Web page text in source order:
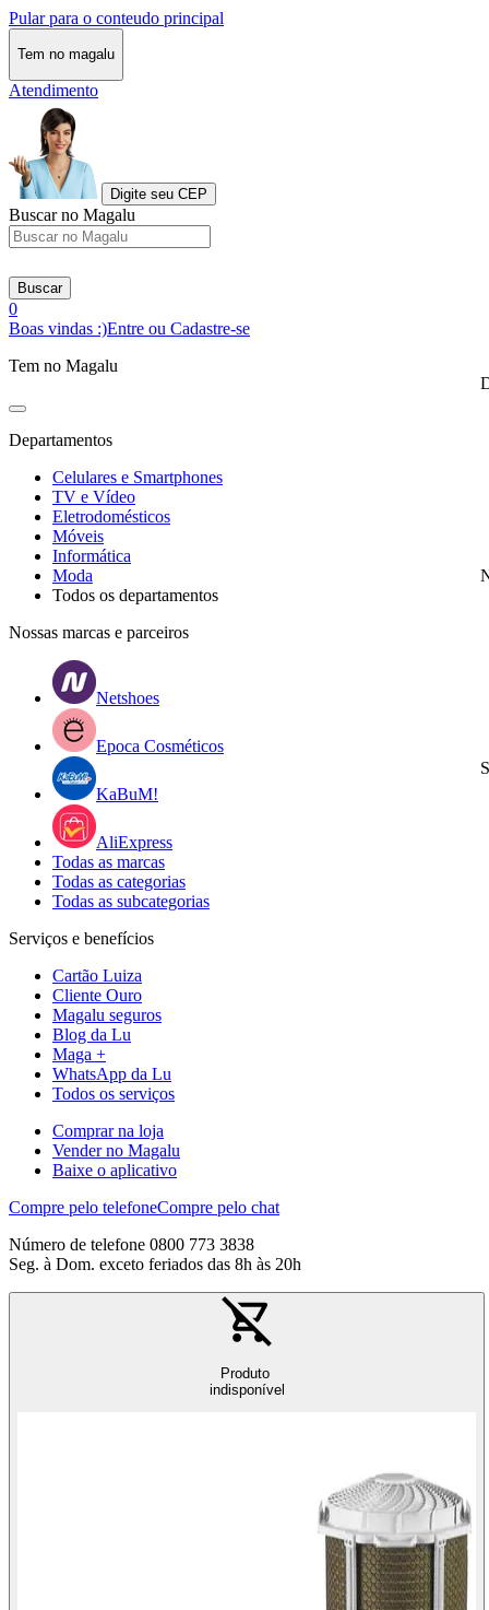
Pular para o conteudo principal
Tem no magalu
Atendimento
Digite seu CEP
Buscar no Magalu
Buscar
0
Boas vindas :)Entre ou Cadastre-se
Tem no Magalu
Departamentos
Celulares e Smartphones
TV e Vídeo
Eletrodomésticos
Móveis
Informática
Moda
Todos os departamentos
Nossas marcas e parceiros
Netshoes
Epoca Cosméticos
KaBuM!
AliExpress
Todas as marcas
Todas as categorias
Todas as subcategorias
Serviços e benefícios
Cartão Luiza
Cliente Ouro
Magalu seguros
Blog da Lu
Maga +
WhatsApp da Lu
Todos os serviços
Comprar na loja
Vender no Magalu
Baixe o aplicativo
Compre pelo telefoneCompre pelo chat
Número de telefone 0800 773 3838
Seg. à Dom. exceto feriados das 8h às 20h
Produto
indisponível